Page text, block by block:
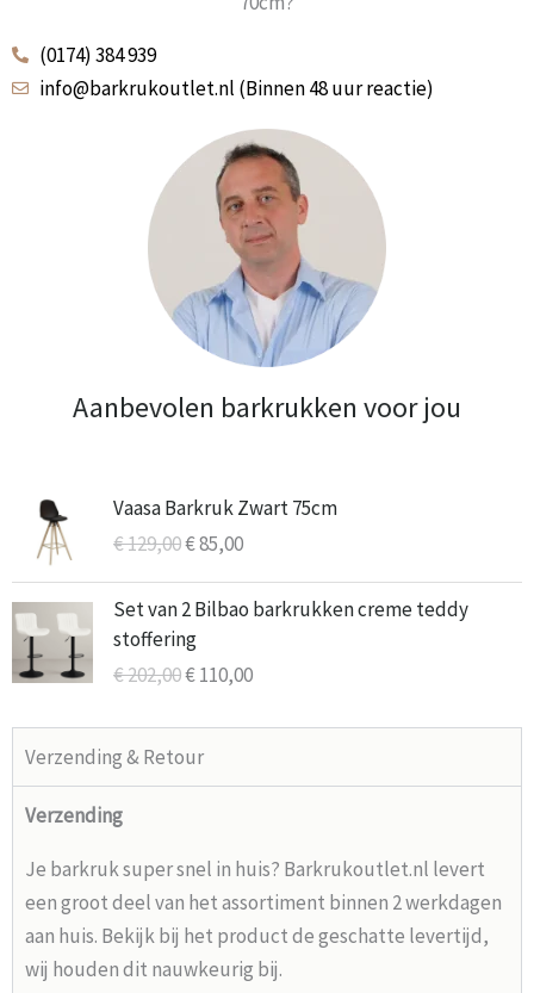
(0174) 384 939
info@barkrukoutlet.nl (Binnen 48 uur reactie)
Aanbevolen barkrukken voor jou
Vaasa Barkruk Zwart 75cm
€129,00
Oorspronkelijke
prijs
was:
€ 129,00.
€85,00
Huidige
prijs
is:
€ 85,00.
Set van 2 Bilbao barkrukken creme teddy
stoffering
€202,00
Oorspronkelijke
prijs
was:
€ 202,00.
€110,00
Huidige
prijs
€ 110,00.
Verzending & Retour
Verzending
Je barkruk super snel in huis? Barkrukoutlet.nl levert
een groot deel van het assortiment binnen 2 werkdagen
aan huis. Bekijk bij het product de geschatte levertijd,
wij houden dit nauwkeurig bij.